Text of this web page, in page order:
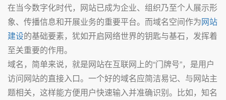
在当今数字化时代，网站已成为企业、组织乃至个人展示形
象、传播信息和开展业务的重要平台。而域名空间作为网站
建设的基础要素，犹如开启网络世界的钥匙与基石，发挥着
至关重要的作用。
域名，简单来说，就是网站在互联网上的“门牌号”，是用户
访问网站的直接入口。一个好的域名应简洁易记、与网站主
题相关，这样能方便用户快速输入并准确识别。比如，知名